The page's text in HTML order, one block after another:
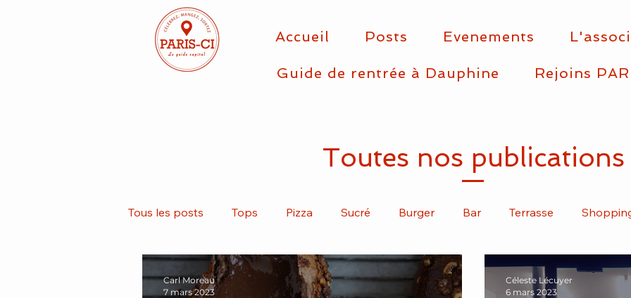
Accueil Posts Evenements
Guide de rentrée à Dauphine Rejoins
Toutes nos publications
Tous les posts Tops Pizza Sucré Burger Bar Terrasse
Végétarien Asiatique Arrondissement Articles Mexicain Africain
Carl Moreau
7 mars 2023
Céleste Lécuyer
6 mars 2023